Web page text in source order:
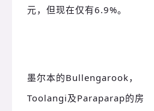
元，但现在仅有6.9%。
墨尔本的Bullengarook，
Toolangi及Paraparap的房